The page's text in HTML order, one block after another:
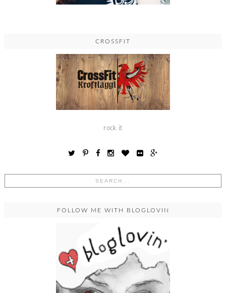
CROSSFIT
rock it
FOLLOW ME WITH BLOGLOVIN